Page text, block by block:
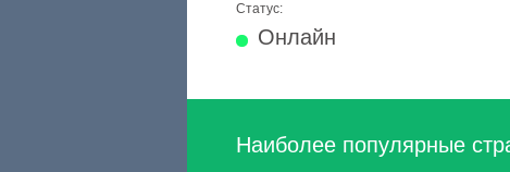
Статус:
Онлайн
Наиболее популярные